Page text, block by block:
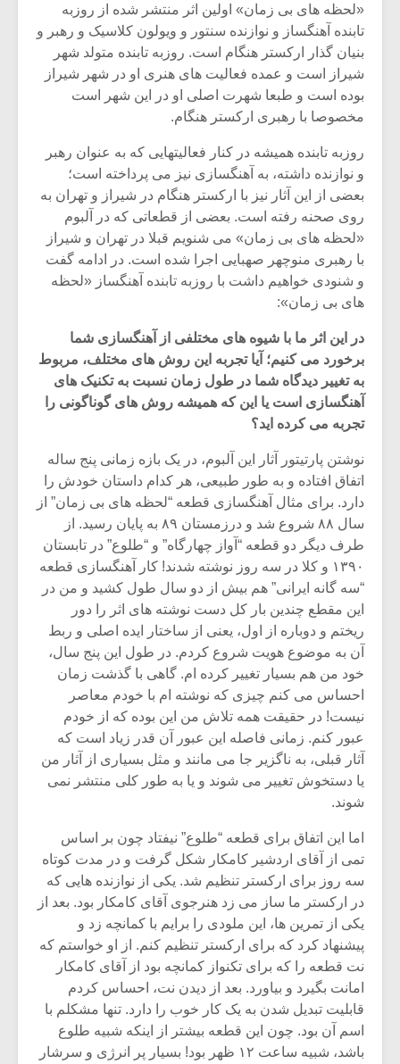
«لحظه های بی زمان» اولین اثر منتشر شده از روزبه
تابنده آهنگساز و نوازنده سنتور و ویولون کلاسیک و رهبر و
بنیان گذار ارکستر هنگام است. روزبه تابنده متولد شهر
شیراز است و عمده فعالیت های هنری او در شهر شیراز
بوده است و طبعا شهرت اصلی او در این شهر است
مخصوصا با رهبری ارکستر هنگام.
روزبه تابنده همیشه در کنار فعالیتهایی که به عنوان رهبر
و نوازنده داشته، به آهنگسازی نیز می پرداخته است؛
بعضی از این آثار نیز با ارکستر هنگام در شیراز و تهران به
روی صحنه رفته است. بعضی از قطعاتی که در آلبوم
«لحظه های بی زمان» می شنویم قبلا در تهران و شیراز
با رهبری منوچهر صهبایی اجرا شده است. در ادامه گفت
و شنودی خواهیم داشت با روزبه تابنده آهنگساز «لحظه
های بی زمان»:
در این اثر ما با شیوه های مختلفی از آهنگسازی شما
برخورد می کنیم؛ آیا تجربه این روش های مختلف، مربوط
به تغییر دیدگاه شما در طول زمان نسبت به تکنیک های
آهنگسازی است یا این که همیشه روش های گوناگونی را
تجربه می کرده اید؟
نوشتن پارتیتور آثار این آلبوم، در یک بازه زمانی پنج ساله
اتفاق افتاده و به طور طبیعی، هر کدام داستان خودش را
دارد. برای مثال آهنگسازی قطعه “لحظه های بی زمان” از
سال ۸۸ شروع شد و درزمستان ۸۹ به پایان رسید. از
طرف دیگر دو قطعه “آواز چهارگاه” و “طلوع” در تابستان
۱۳۹۰ و کلا در سه روز نوشته شدند! کار آهنگسازی قطعه
“سه گانه ایرانی” هم بیش از دو سال طول کشید و من در
این مقطع چندین بار کل دست نوشته های اثر را دور
ریختم و دوباره از اول، یعنی از ساختار ایده اصلی و ربط
آن به موضوع هویت شروع کردم. در طول این پنج سال،
خود من هم بسیار تغییر کرده ام. گاهی با گذشت زمان
احساس می کنم چیزی که نوشته ام با خودم معاصر
نیست! در حقیقت همه تلاش من این بوده که از خودم
عبور کنم. زمانی فاصله این عبور آن قدر زیاد است که
آثار قبلی، به ناگزیر جا می مانند و مثل بسیاری از آثار من
یا دستخوش تغییر می شوند و یا به طور کلی منتشر نمی
شوند.
اما این اتفاق برای قطعه “طلوع” نیفتاد چون بر اساس
تمی از آقای اردشیر کامکار شکل گرفت و در مدت کوتاه
سه روز برای ارکستر تنظیم شد. یکی از نوازنده هایی که
در ارکستر ما ساز می زد هنرجوی آقای کامکار بود. بعد از
یکی از تمرین ها، این ملودی را برایم با کمانچه زد و
پیشنهاد کرد که برای ارکستر تنظیم کنم. از او خواستم که
نت قطعه را که برای تکنواز کمانچه بود از آقای کامکار
امانت بگیرد و بیاورد. بعد از دیدن نت، احساس کردم
قابلیت تبدیل شدن به یک کار خوب را دارد. تنها مشکلم با
اسم آن بود. چون این قطعه بیشتر از اینکه شبیه طلوع
باشد، شبیه ساعت ۱۲ ظهر بود! بسیار پر انرژی و سرشار
میکلوش روژا
یادداشتی بر موسیقی
شیش و نیم»
اگر نمی توانی
مشهورترین باشی،
بدنام ترین باش
موسیقی
برگزار
سکانسی